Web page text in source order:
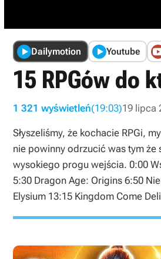
Dailymotion Youtube
15 RPGów do
1 321 wyświetleń(19:03)19 lipca
Słyszeliśmy, że kochacie RPGi,
nie powinny odrzucić was tym że
wysokiego progu wejścia. 0:00
5:30 Dragon Age: Origins 6:50
Elysium 13:15 Kingdom Come